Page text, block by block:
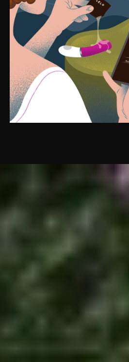
首先，請下載 LELO 應用程
用專屬的應用模式。在玩具
佈 LELO 個人潤滑劑以提高